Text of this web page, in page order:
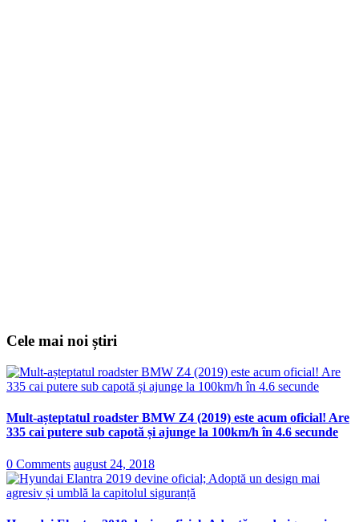
Cele mai noi știri
Mult-așteptatul roadster BMW Z4 (2019) este acum oficial! Are
335 cai putere sub capotă și ajunge la 100km/h în 4.6 secunde
0 Comments august 24, 2018